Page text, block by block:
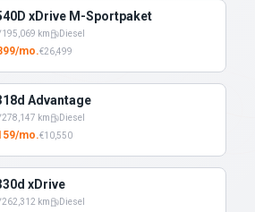
xDrive M-Sportpaket
195,069 km Diesel
/mo.€26,499
Advantage
278,147 km Diesel
/mo.€10,550
xDrive
262,312 km Diesel